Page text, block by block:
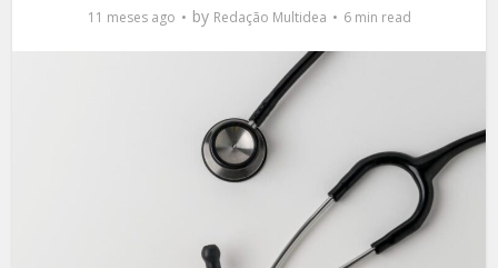
11 meses ago by Redação Multidea 6 min read